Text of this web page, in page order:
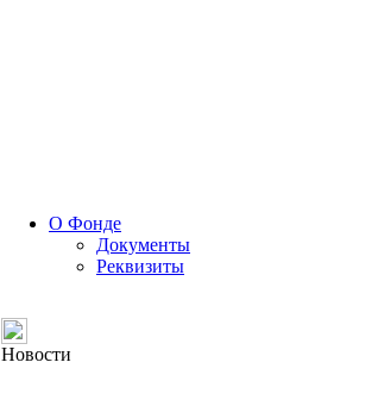
О Фонде
Документы
Реквизиты
Новости